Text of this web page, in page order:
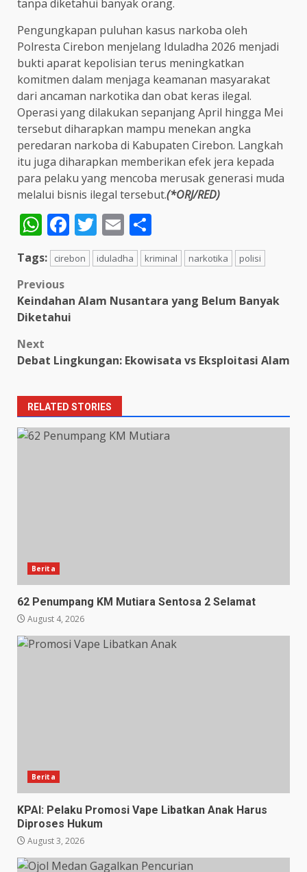
tanpa diketahui banyak orang.
Pengungkapan puluhan kasus narkoba oleh
Polresta Cirebon menjelang Iduladha 2026 menjadi
bukti aparat kepolisian terus meningkatkan
komitmen dalam menjaga keamanan masyarakat
dari ancaman narkotika dan obat keras ilegal.
Operasi yang dilakukan sepanjang April hingga Mei
tersebut diharapkan mampu menekan angka
peredaran narkoba di Kabupaten Cirebon. Langkah
itu juga diharapkan memberikan efek jera kepada
para pelaku yang mencoba merusak generasi muda
melalui bisnis ilegal tersebut.(*ORJ/RED)
WhatsApp
Facebook
Twitter
Email
Tags: cirebon iduladha kriminal narkotika polisi
Post
navigation
Previous
Keindahan Alam Nusantara yang Belum Banyak
Diketahui
Next
Debat Lingkungan: Ekowisata vs Eksploitasi Alam
RELATED STORIES
Berita
62 Penumpang KM Mutiara Sentosa 2 Selamat
August 4, 2026
Berita
KPAI: Pelaku Promosi Vape Libatkan Anak Harus
Diproses Hukum
August 3, 2026